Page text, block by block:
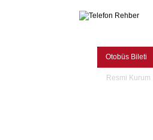
Otobüs Bileti
Resmi Kurum